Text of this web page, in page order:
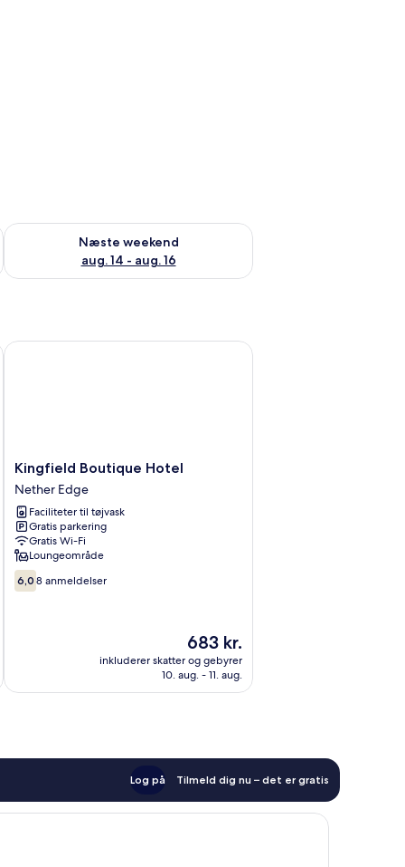
aug. 7 - aug. 9
Næste weekend
aug. 14 - aug. 16
Tjek tilgængelighed for næste weekend aug. 14 - aug. 16
Kingfield
Boutique
Hotel
Nether
Edge
Kingfield Boutique Hotel
Nether Edge
Faciliteter til tøjvask
Gratis parkering
Gratis Wi-Fi
Loungeområde
6.0
ud
6,0 8 anmeldelser
Prisen
er
683 kr.
683 kr.
inkluderer skatter og gebyrer
10. aug. - 11. aug.
Kingfield Boutique Hotel
Log på Tilmeld dig nu – det er gratis